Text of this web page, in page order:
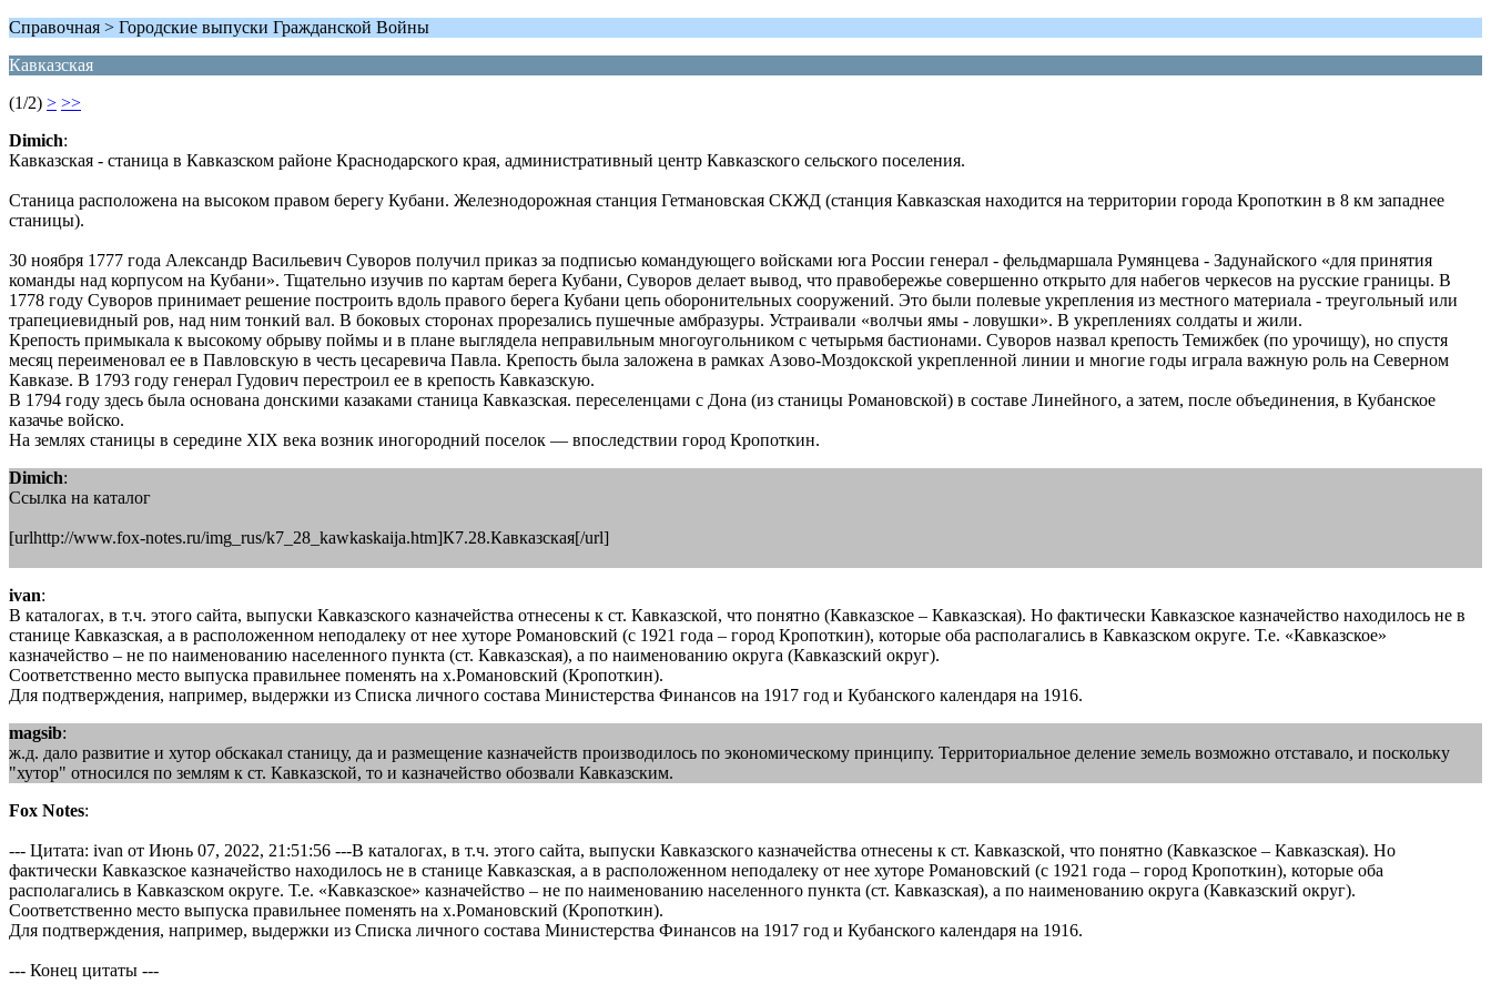
Справочная > Городские выпуски Гражданской Войны
Кавказская
(1/2) > >>
Dimich:
Кавказская - станица в Кавказском районе Краснодарского края, административный центр Кавказского сельского поселения.
Станица расположена на высоком правом берегу Кубани. Железнодорожная станция Гетмановская СКЖД (станция Кавказская находится на территории города Кропоткин в 8 км западнее
станицы).
30 ноября 1777 года Александр Васильевич Суворов получил приказ за подписью командующего войсками юга России генерал - фельдмаршала Румянцева - Задунайского «для принятия
команды над корпусом на Кубани». Тщательно изучив по картам берега Кубани, Суворов делает вывод, что правобережье совершенно открыто для набегов черкесов на русские границы. В
1778 году Суворов принимает решение построить вдоль правого берега Кубани цепь оборонительных сооружений. Это были полевые укрепления из местного материала - треугольный или
трапециевидный ров, над ним тонкий вал. В боковых сторонах прорезались пушечные амбразуры. Устраивали «волчьи ямы - ловушки». В укреплениях солдаты и жили.
Крепость примыкала к высокому обрыву поймы и в плане выглядела неправильным многоугольником с четырьмя бастионами. Суворов назвал крепость Темижбек (по урочищу), но спустя
месяц переименовал ее в Павловскую в честь цесаревича Павла. Крепость была заложена в рамках Азово-Моздокской укрепленной линии и многие годы играла важную роль на Северном
Кавказе. В 1793 году генерал Гудович перестроил ее в крепость Кавказскую.
В 1794 году здесь была основана донскими казаками станица Кавказская. переселенцами с Дона (из станицы Романовской) в составе Линейного, а затем, после объединения, в Кубанское
казачье войско.
На землях станицы в середине XIX века возник иногородний поселок — впоследствии город Кропоткин.
Dimich:
Ссылка на каталог
[urlhttp://www.fox-notes.ru/img_rus/k7_28_kawkaskaija.htm]К7.28.Кавказская[/url]
ivan:
В каталогах, в т.ч. этого сайта, выпуски Кавказского казначейства отнесены к ст. Кавказской, что понятно (Кавказское – Кавказская). Но фактически Кавказское казначейство находилось не в
станице Кавказская, а в расположенном неподалеку от нее хуторе Романовский (с 1921 года – город Кропоткин), которые оба располагались в Кавказском округе. Т.е. «Кавказское»
казначейство – не по наименованию населенного пункта (ст. Кавказская), а по наименованию округа (Кавказский округ).
Соответственно место выпуска правильнее поменять на х.Романовский (Кропоткин).
Для подтверждения, например, выдержки из Списка личного состава Министерства Финансов на 1917 год и Кубанского календаря на 1916.
magsib:
ж.д. дало развитие и хутор обскакал станицу, да и размещение казначейств производилось по экономическому принципу. Территориальное деление земель возможно отставало, и поскольку
"хутор" относился по землям к ст. Кавказской, то и казначейство обозвали Кавказским.
Fox Notes:
--- Цитата: ivan от Июнь 07, 2022, 21:51:56 ---В каталогах, в т.ч. этого сайта, выпуски Кавказского казначейства отнесены к ст. Кавказской, что понятно (Кавказское – Кавказская). Но
фактически Кавказское казначейство находилось не в станице Кавказская, а в расположенном неподалеку от нее хуторе Романовский (с 1921 года – город Кропоткин), которые оба
располагались в Кавказском округе. Т.е. «Кавказское» казначейство – не по наименованию населенного пункта (ст. Кавказская), а по наименованию округа (Кавказский округ).
Соответственно место выпуска правильнее поменять на х.Романовский (Кропоткин).
Для подтверждения, например, выдержки из Списка личного состава Министерства Финансов на 1917 год и Кубанского календаря на 1916.
--- Конец цитаты ---